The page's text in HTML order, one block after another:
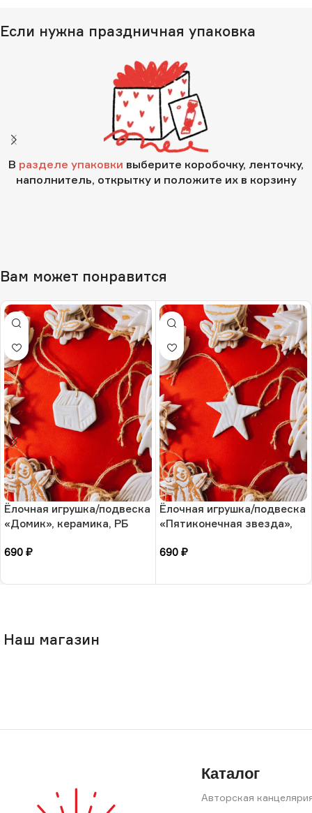
Если нужна праздничная упаковка
В разделе упаковки выберите коробочку, ленточку,
наполнитель, открытку и положите их в корзину
Вам может понравится
Ёлочная игрушка/подвеска
«Домик», керамика, РБ
690 ₽
Ёлочная игрушка/подвеска
«Пятиконечная звезда»,
690 ₽
Наш магазин
Каталог
Авторская